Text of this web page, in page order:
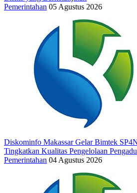
Pemerintahan 05 Agustus 2026
Diskominfo Makassar Gelar Bimtek
Tingkatkan Kualitas Pengelolaan
Pemerintahan 04 Agustus 2026